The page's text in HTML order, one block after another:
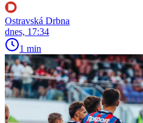
Ostravská Drbna
dnes, 17:34
1 min